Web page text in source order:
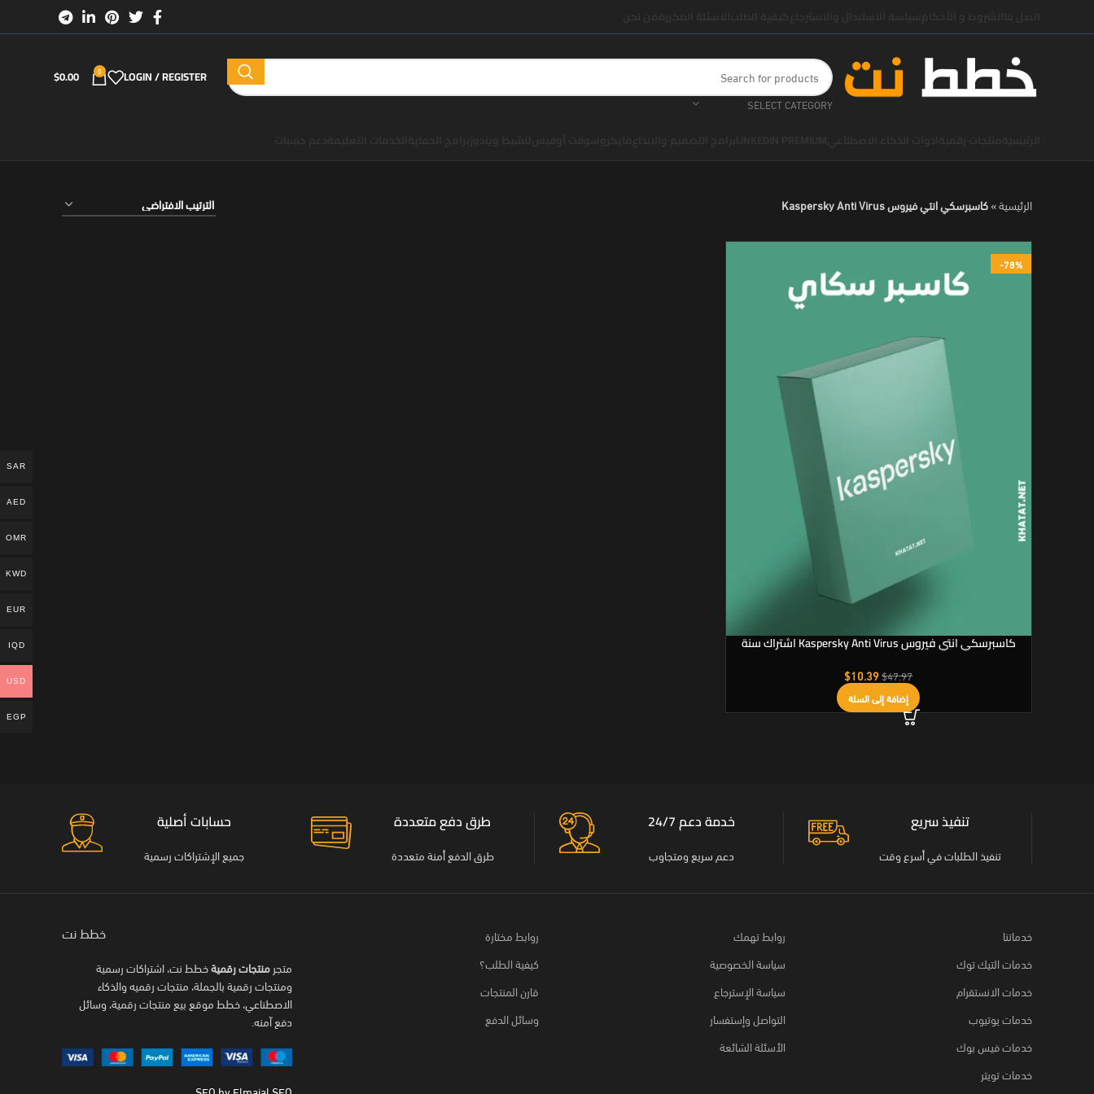
SELECT CATEGORY
LOGIN / REGISTER
0
$0.00
الرئيسية»كاسبرسكي انتي فيروس Kaspersky Anti Virus
-78%
كاسبرسكي انتي فيروس Kaspersky Anti Virus اشتراك سنة
$47.97
$10.39
إضافة إلى السلة
تنفيذ سريع
تنفيذ الطلبات في أسرع وقت
خدمة دعم 24/7
دعم سريع ومتجاوب
طرق دفع متعددة
طرق الدفع أمنة متعددة
حسابات أصلية
جميع الإشتراكات رسمية
خدماتنا
خدمات التيك توك
خدمات الانستقرام
خدمات يوتيوب
خدمات فيس بوك
خدمات تويتر
روابط تهمك
سياسة الخصوصية
سياسة الإسترجاع
التواصل وإستفسار
الأسئلة الشائعة
روابط مختارة
كيفية الطلب؟
قارن المنتجات
وسائل الدفع
خطط نت
متجرمنتجات رقميةخطط نت، اشتراكات رسمية
ومنتجات رقمية بالجملة، منتجات رقميه والذكاء
الاصطناعي، خطط موقع بيع منتجات رقمية، وسائل
دفع آمنه.
SAR
AED
OMR
KWD
EUR
IQD
USD
EGP